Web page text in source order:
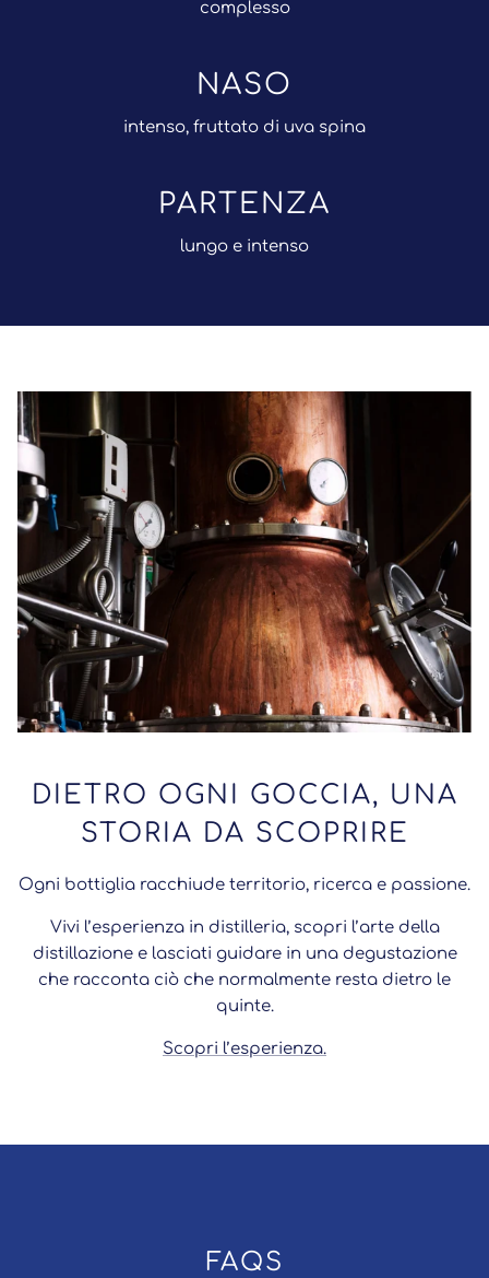
complesso
NASO
intenso, fruttato di uva spina
PARTENZA
lungo e intenso
DIETRO OGNI GOCCIA, UNA
STORIA DA SCOPRIRE
Ogni bottiglia racchiude territorio, ricerca e passione.
Vivi l’esperienza in distilleria, scopri l’arte della
distillazione e lasciati guidare in una degustazione
che racconta ciò che normalmente resta dietro le
quinte.
Scopri l’esperienza.
FAQS